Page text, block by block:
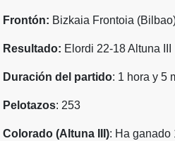
Frontón: Bizkaia Frontoia
Resultado: Elordi 22-18 Altuna III
Duración del partido: 1 hora y 5
Pelotazos: 253
Colorado (Altuna III): Ha ganado